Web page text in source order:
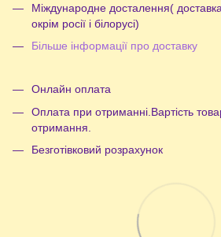
Міждународне досталення( доставка
окрім росії і білорусі)
Більше інформації про доставку
Онлайн оплата
Оплата при отриманні.Вартість
отримання.
Безготівковий розрахунок